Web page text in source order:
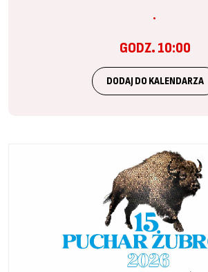
GODZ. 10:00
DODAJ DO KALENDARZA